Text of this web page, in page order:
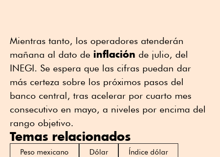
Mientras tanto, los operadores atenderán
mañana al dato de inflación de julio, del
INEGI. Se espera que las cifras puedan dar
más certeza sobre los próximos pasos del
banco central, tras acelerar por cuarto mes
consecutivo en mayo, a niveles por encima del
rango objetivo.
Temas relacionados
Peso mexicano Dólar
Índice dólar